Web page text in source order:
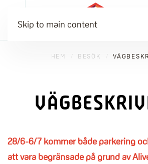
Skip to main content
HEM BESÖK
28/6-6/7 kommer både parkering
att vara begränsade på grund av